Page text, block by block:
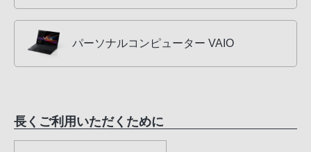
パーソナルコンピューター VAIO
長くご利用いただくために